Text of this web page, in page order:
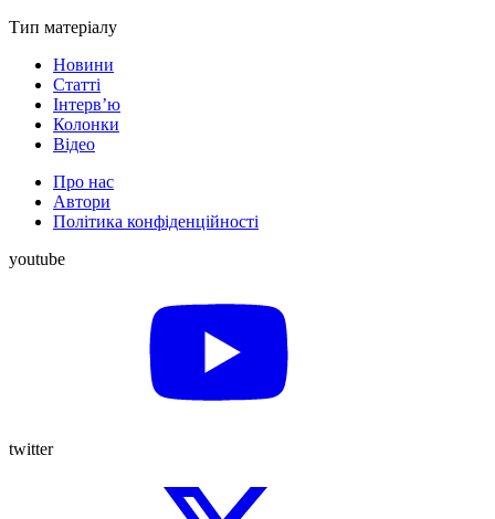
Тип матеріалу
Новини
Статті
Інтерв’ю
Колонки
Відео
Про нас
Автори
Політика конфіденційності
youtube
twitter